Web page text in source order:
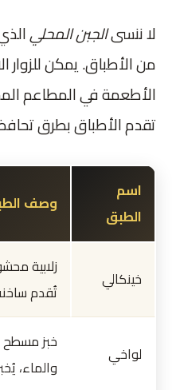
لا ننسىالجبن المحلي
من الأطباق. يمكن للزوار
الأطعمة في المطاعم
تقدم الأطباق بطرق
اسم
الطبق
وصف
خينكالي
زلابية
تُقدم
لواخي
خبز
والماء،